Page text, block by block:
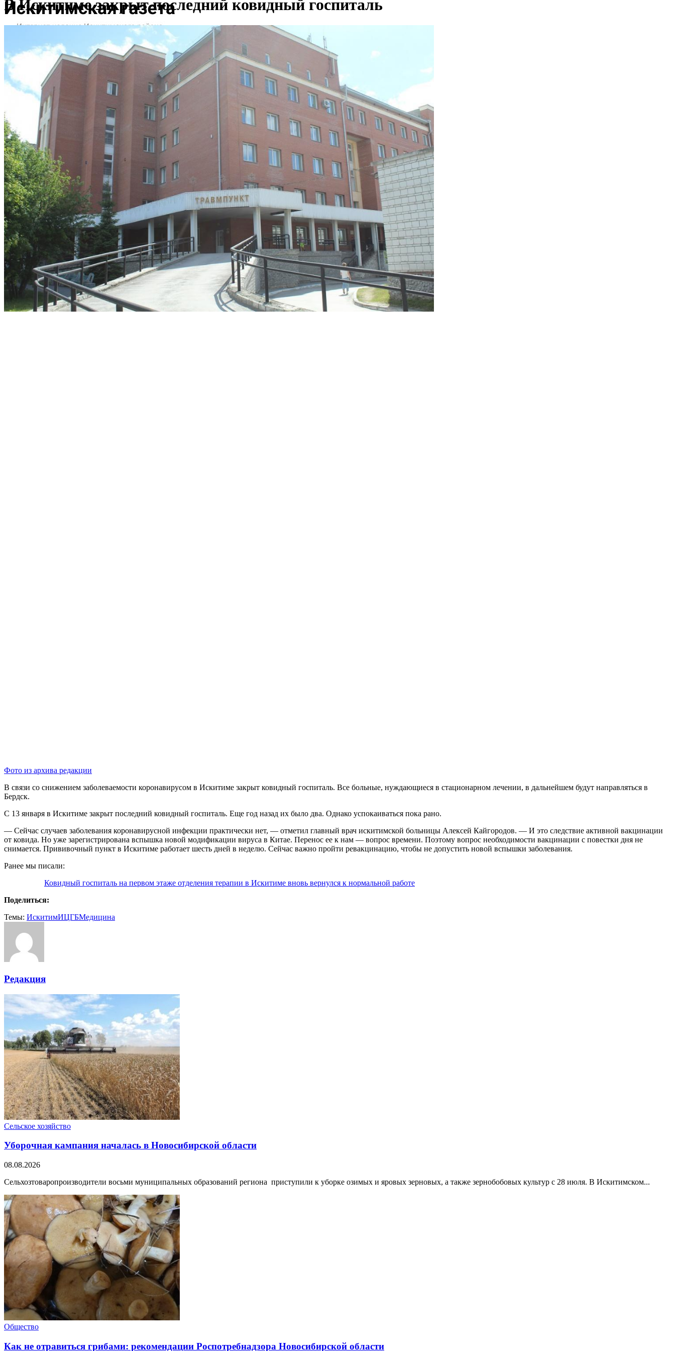
В Искитиме закрыт последний ковидный госпиталь
Фото из архива редакции
В связи со снижением заболеваемости коронавирусом в Искитиме закрыт ковидный госпиталь. Все больные, нуждающиеся в стационарном лечении, в дальнейшем будут направляться в
Бердск.
С 13 января в Искитиме закрыт последний ковидный госпиталь. Еще год назад их было два. Однако успокаиваться пока рано.
— Сейчас случаев заболевания коронавирусной инфекции практически нет, — отметил главный врач искитимской больницы Алексей Кайгородов. — И это следствие активной вакцинации
от ковида. Но уже зарегистрирована вспышка новой модификации вируса в Китае. Перенос ее к нам — вопрос времени. Поэтому вопрос необходимости вакцинации с повестки дня не
снимается. Прививочный пункт в Искитиме работает шесть дней в неделю. Сейчас важно пройти ревакцинацию, чтобы не допустить новой вспышки заболевания.
Ранее мы писали:
Ковидный госпиталь на первом этаже отделения терапии в Искитиме вновь вернулся к нормальной работе
Поделиться:
Темы: ИскитимИЦГБМедицина
Редакция
Сельское хозяйство
Уборочная кампания началась в Новосибирской области
08.08.2026
Сельхозтоваропроизводители восьми муниципальных образований региона приступили к уборке озимых и яровых зерновых, а также зернобобовых культур с 28 июля. В Искитимском...
Общество
Как не отравиться грибами: рекомендации Роспотребнадзора Новосибирской области